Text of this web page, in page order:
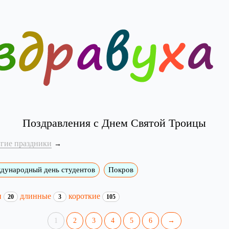
Поздравления с Днем Святой Троицы
праздники
день студентов Покров
20 длинные 3 короткие 105
1 2 3 4 5 6 →